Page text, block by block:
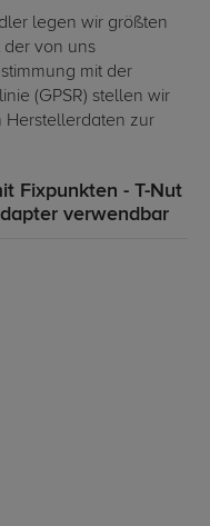
legen wir größten
der von uns
mit der
(GPSR) stellen wir
Herstellerdaten zur
Fixpunkten - T-Nut
verwendbar